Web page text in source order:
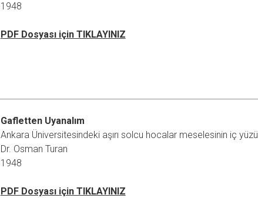
1948
PDF Dosyası için TIKLAYINIZ
Gafletten Uyanalım
Ankara Üniversitesindeki aşırı solcu hocalar meselesinin iç yüzü
Dr. Osman Turan
1948
PDF Dosyası için TIKLAYINIZ